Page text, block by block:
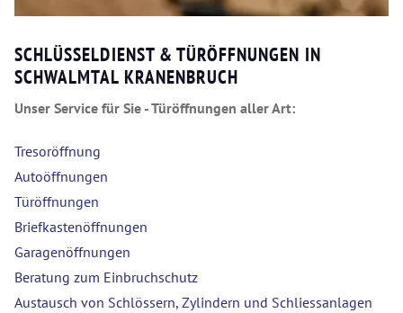
SCHLÜSSELDIENST & TÜRÖFFNUNGEN IN
SCHWALMTAL KRANENBRUCH
Unser Service für Sie - Türöffnungen aller Art:
Tresoröffnung
Autoöffnungen
Türöffnungen
Briefkastenöffnungen
Garagenöffnungen
Beratung zum Einbruchschutz
Austausch von Schlössern, Zylindern und Schliessanlagen